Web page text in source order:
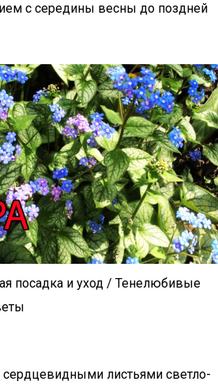
с середины весны до поздней
посадка и уход / Тенелюбивые
листьями светло-